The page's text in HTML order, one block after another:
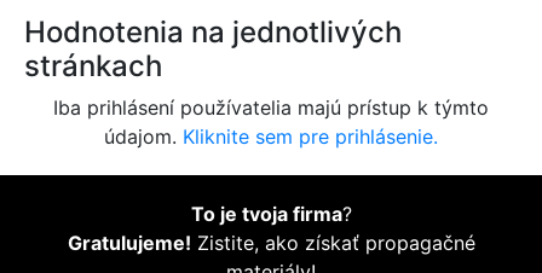
Hodnotenia na jednotlivých
stránkach
Iba prihlásení používatelia majú prístup k týmto
údajom. Kliknite sem pre prihlásenie.
To je tvoja firma?
Gratulujeme! Zistite, ako získať propagačné